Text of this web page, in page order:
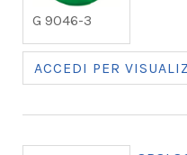
G 9046-3
ACCEDI PER